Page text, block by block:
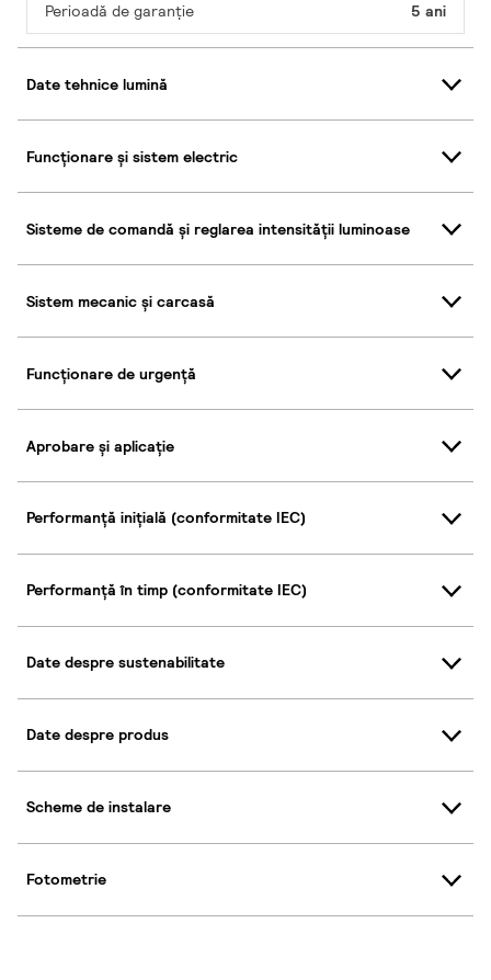
Perioadă de garanţie 5 ani
Date tehnice lumină
Funcționare și sistem electric
Sisteme de comandă și reglarea intensității luminoase
Sistem mecanic și carcasă
Funcționare de urgență
Aprobare și aplicație
Performanță inițială (conformitate IEC)
Performanță în timp (conformitate IEC)
Date despre sustenabilitate
Date despre produs
Scheme de instalare
Fotometrie